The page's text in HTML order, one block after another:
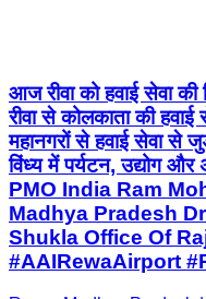
आज रीवा को हवाई सेवा की
रीवा से कोलकाता की
महानगरों से हवाई सेवा से
विंध्य में पर्यटन, उद्योग
PMO India Ram
Madhya Pradesh
Shukla Office Of
#AAIRewaAirport